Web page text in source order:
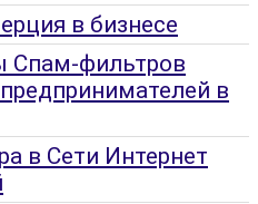
в бизнесе
Спам-фильтров
в
в Сети Интернет